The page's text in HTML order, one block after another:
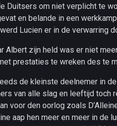
Duitsers om niet verplicht te
en belande in een
Lucien er in de verwarring
Albert zijn held was er niet
prestaties te wreken des te
de kleinste deelnemer in
van alle slag en leeftijd toch
voor den oorlog zoals
aap hen meer en meer in de